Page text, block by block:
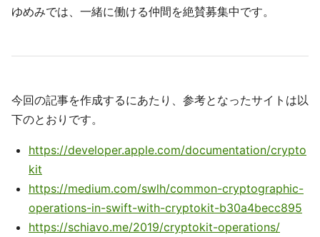
ゆめみでは、一緒に働ける仲間を絶賛募集中です。
今回の記事を作成するにあたり、参考となったサイトは以
下のとおりです。
https://developer.apple.com/documentation/crypto
kit
https://medium.com/swlh/common-cryptographic-
operations-in-swift-with-cryptokit-b30a4becc895
https://schiavo.me/2019/cryptokit-operations/